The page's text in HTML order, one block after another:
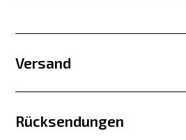
Versand
Rücksendungen